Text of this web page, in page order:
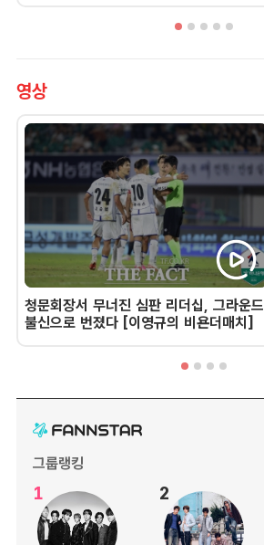
영상
청문회장서 무너진 심판 리더십, 그라운드
불신으로 번졌다 [이영규의 비욘더매치]
그룹랭킹
1 2